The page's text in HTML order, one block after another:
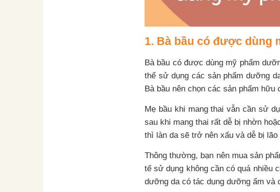
1. Bà bầu có được dùng
Bà bầu có được dùng mỹ phẩm
thể sử dụng các sản phẩm dưỡng
Bà bầu nên chọn các sản phẩm hữu
Mẹ bầu khi mang thai vẫn cần sử
sau khi mang thai rất dễ bị nhờn
thì làn da sẽ trở nên xấu và dễ bị lão
Thông thường, bạn nên mua sản
tế sử dụng không cần có quá nhiều
dưỡng da có tác dụng dưỡng ẩm và